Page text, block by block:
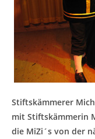
Stiftskämmerer
mit Stiftskämmerin
die MiZi´s von der